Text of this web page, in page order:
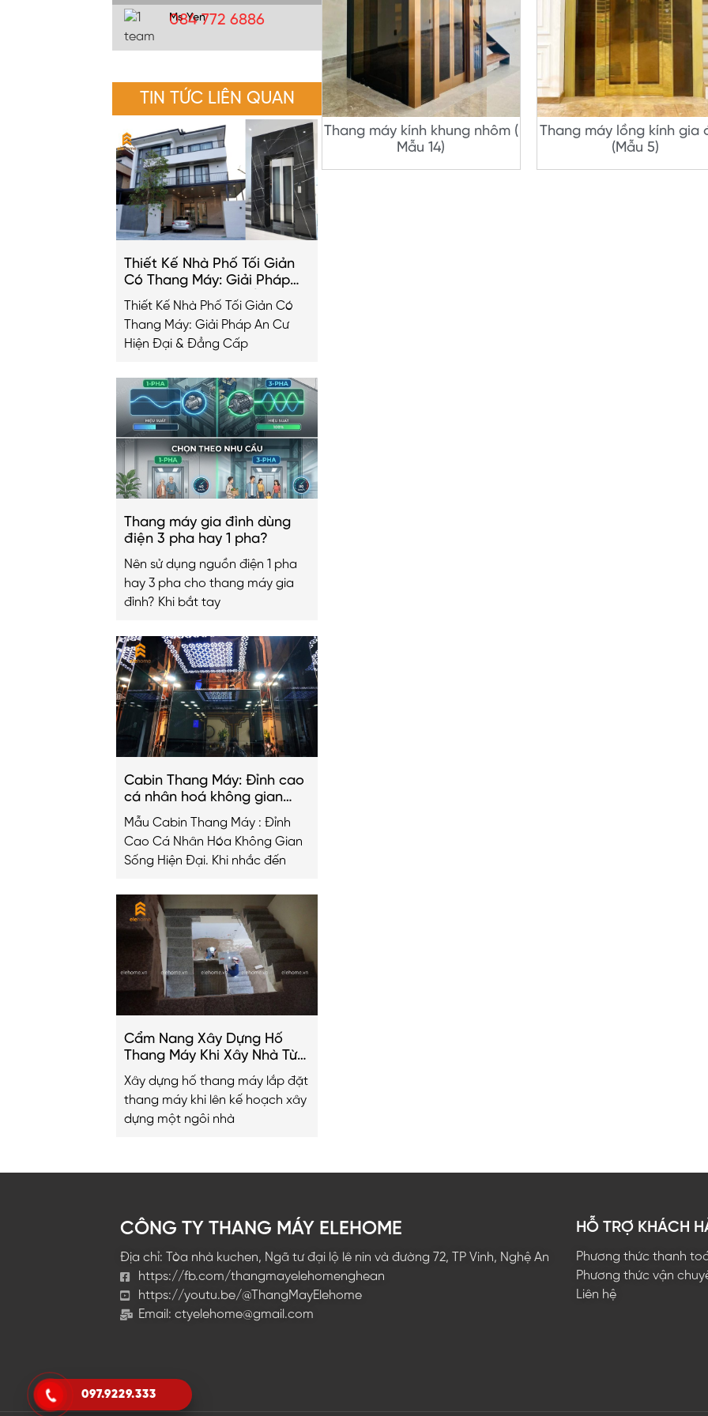
Ms Yen
084 772 6886
TIN TỨC LIÊN QUAN
Thiết Kế Nhà Phố Tối Giản
Có Thang Máy: Giải Pháp
An Cư Hiện Đại & Đẳng Cấp
2026
Thiết Kế Nhà Phố Tối Giản Có
Thang Máy: Giải Pháp An Cư
Hiện Đại & Đẳng Cấp
Thang máy gia đình dùng
điện 3 pha hay 1 pha?
Nên sử dụng nguồn điện 1 pha
hay 3 pha cho thang máy gia
đình? Khi bắt tay
Cabin Thang Máy: Đỉnh cao
cá nhân hoá không gian
sống hiện đại
Mẫu Cabin Thang Máy : Đỉnh
Cao Cá Nhân Hóa Không Gian
Sống Hiện Đại. Khi nhắc đến
Cẩm Nang Xây Dựng Hố
Thang Máy Khi Xây Nhà Từ
A-Z
Xây dựng hố thang máy lắp đặt
thang máy khi lên kế hoạch xây
dựng một ngôi nhà
Thang máy kính khung nhôm (
Mẫu 14)
Thang máy lồng kính gia
(Mẫu 5)
CÔNG TY THANG MÁY ELEHOME
Địa chỉ: Tòa nhà kuchen, Ngã tư đại lộ lê nin và đường 72, TP Vinh, Nghệ An
https://fb.com/thangmayelehomenghean
https://youtu.be/@ThangMayElehome
Email: ctyelehome@gmail.com
HỖ TRỢ KHÁCH
Phương thức thanh
Phương thức vận
Liên hệ
097.9229.333